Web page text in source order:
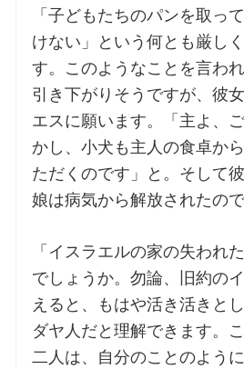
「子どもたちのパンを取っ
けない」という何とも厳し
す。このようなことを言わ
引き下がりそうですが、彼
エスに願います。「主よ、
かし、小犬も主人の食卓か
ただくのです」と。そして
娘は病気から解放されたので
「イスラエルの家の失われ
でしょうか。勿論、旧約の
えると、もはや活き活きと
ダヤ人だと理解できます。
二人は、自分のことのよう